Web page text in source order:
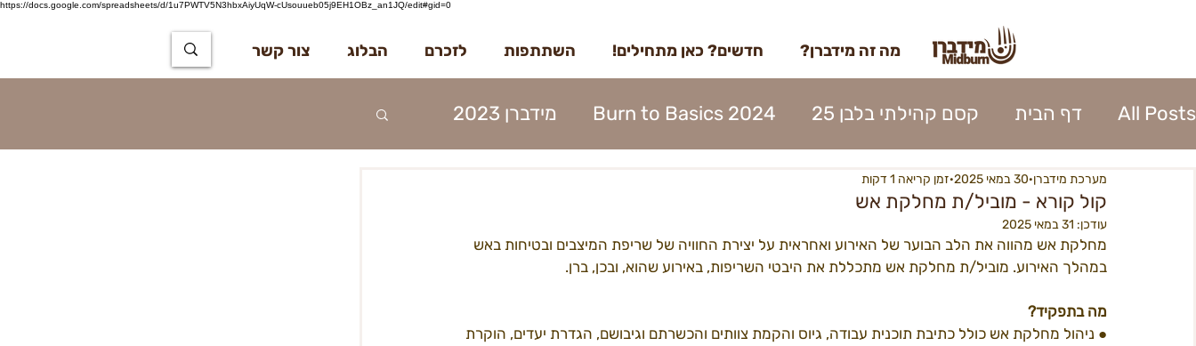
https://docs.google.com/spreadsheets/d/1u7PWTV5N3hbxAiyUqW-cUsouueb05j9EH1OBz_an1JQ/edit#gid=0
מה זה מידברן? חדשים? כאן מתחילים! השתתפות לזכרם הבלוג צור קשר
All Posts דף הבית קסם קהילתי בלבן 25 Burn to Basics 2024 מידברן 2023
השתתפות 2023 כרטוס 2023
נהלי העיר 2023 אפרוחים 2023 קרן האומנות 2023 הקמות 2023 תוכן 2023
כניסה לעיר 2023 פירוק העיר 2023 ספקים 2023 עמותה 2023 מפגשים 2023
קול קורא - מוביל/ת מחלקת אש
מערכת מידברן 30 במאי 2025 זמן קריאה 1 דקות
עודכן: 31 במאי 2025
מחלקת אש מהווה את הלב הבוער של האירוע ואחראית על יצירת החוויה של שריפת המיצבים ובטיחות באש
במהלך האירוע. מוביל/ת מחלקת אש מתכללת את היבטי השריפות, באירוע שהוא, ובכן, ברן.
מה בתפקיד?
● ניהול מחלקת אש כולל כתיבת תוכנית עבודה, גיוס והקמת צוותים והכשרתם וגיבושם, הגדרת יעדים, הוקרת